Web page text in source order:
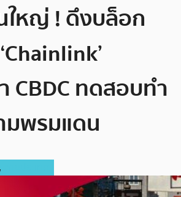
ใหญ่ ! ดึงบล็อก
ทดสอบทำ
มพรมแดน